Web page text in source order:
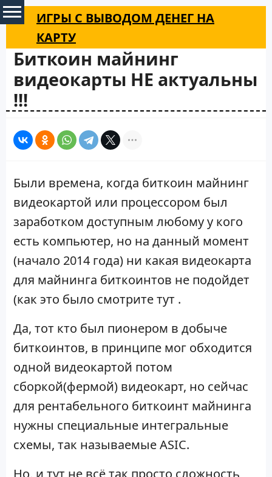
ИГРЫ С ВЫВОДОМ ДЕНЕГ НА
КАРТУ
Биткоин майнинг
видеокарты НЕ актуальны
!!!
Были времена, когда биткоин майнинг
видеокартой или процессором был
заработком доступным любому у кого
есть компьютер, но на данный момент
(начало 2014 года) ни какая видеокарта
для майнинга биткоинтов не подойдет
(как это было смотрите тут .
Да, тот кто был пионером в добыче
биткоинтов, в принципе мог обходится
одной видеокартой потом
сборкой(фермой) видеокарт, но сейчас
для рентабельного биткоинт майнинга
нужны специальные интегральные
схемы, так называемые ASIC.
Но, и тут не всё так просто сложность